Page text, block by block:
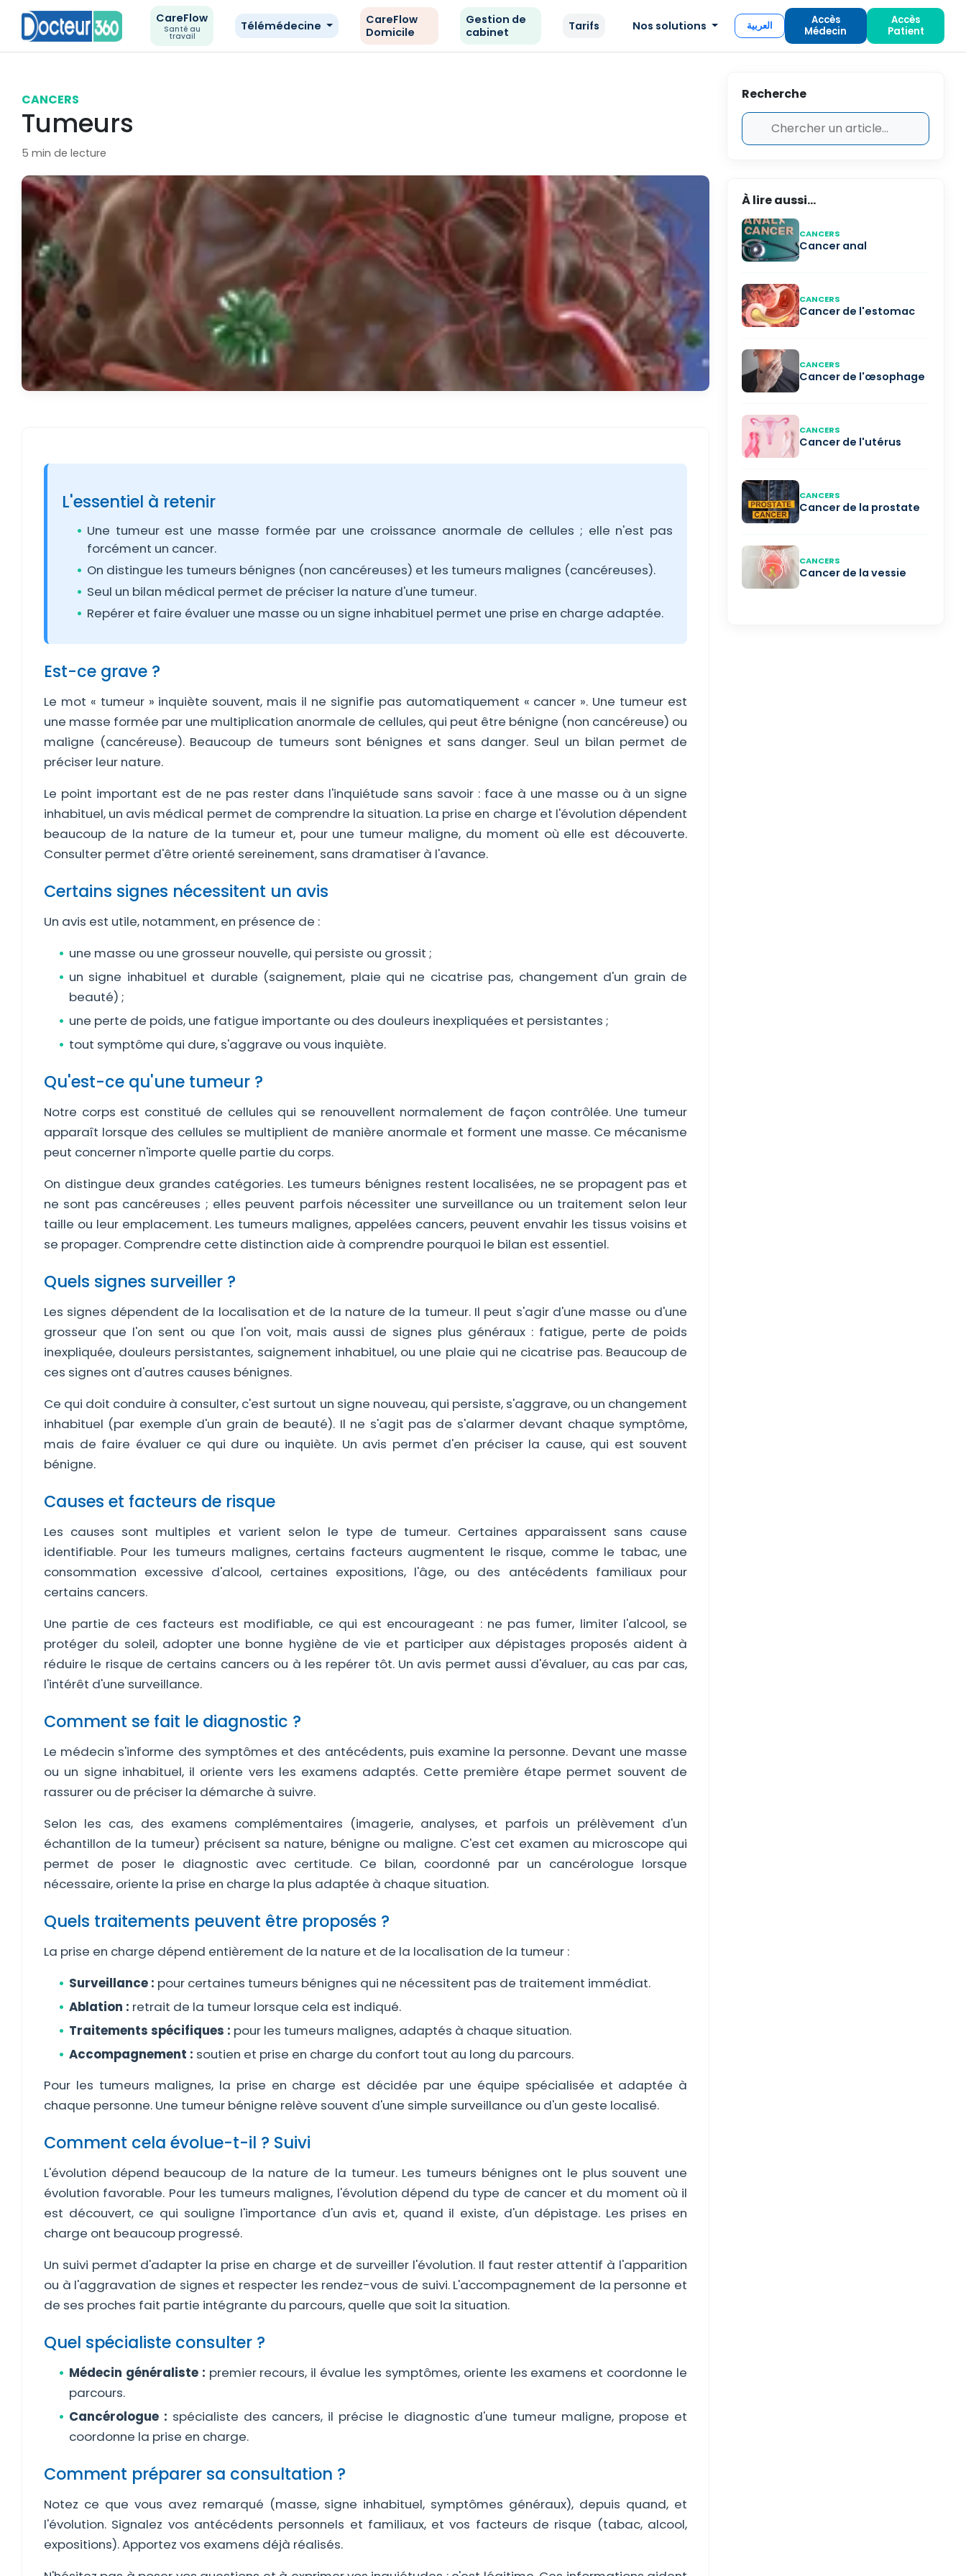
CareFlow
Santé au
travail
Télémédecine
CareFlow
Domicile
Gestion de
cabinet
Tarifs Nos solutions العربية
Accès
Médecin
Accès
Patient
CANCERS
Tumeurs
5 min de lecture
L'essentiel à retenir
Une tumeur est une masse formée par une croissance anormale de cellules ; elle n'est pas
forcément un cancer.
On distingue les tumeurs bénignes (non cancéreuses) et les tumeurs malignes (cancéreuses).
Seul un bilan médical permet de préciser la nature d'une tumeur.
Repérer et faire évaluer une masse ou un signe inhabituel permet une prise en charge adaptée.
Est-ce grave ?
Le mot « tumeur » inquiète souvent, mais il ne signifie pas automatiquement « cancer ». Une tumeur est
une masse formée par une multiplication anormale de cellules, qui peut être bénigne (non cancéreuse) ou
maligne (cancéreuse). Beaucoup de tumeurs sont bénignes et sans danger. Seul un bilan permet de
préciser leur nature.
Le point important est de ne pas rester dans l'inquiétude sans savoir : face à une masse ou à un signe
inhabituel, un avis médical permet de comprendre la situation. La prise en charge et l'évolution dépendent
beaucoup de la nature de la tumeur et, pour une tumeur maligne, du moment où elle est découverte.
Consulter permet d'être orienté sereinement, sans dramatiser à l'avance.
Certains signes nécessitent un avis
Un avis est utile, notamment, en présence de :
une masse ou une grosseur nouvelle, qui persiste ou grossit ;
un signe inhabituel et durable (saignement, plaie qui ne cicatrise pas, changement d'un grain de
beauté) ;
une perte de poids, une fatigue importante ou des douleurs inexpliquées et persistantes ;
tout symptôme qui dure, s'aggrave ou vous inquiète.
Qu'est-ce qu'une tumeur ?
Notre corps est constitué de cellules qui se renouvellent normalement de façon contrôlée. Une tumeur
apparaît lorsque des cellules se multiplient de manière anormale et forment une masse. Ce mécanisme
peut concerner n'importe quelle partie du corps.
On distingue deux grandes catégories. Les tumeurs bénignes restent localisées, ne se propagent pas et
ne sont pas cancéreuses ; elles peuvent parfois nécessiter une surveillance ou un traitement selon leur
taille ou leur emplacement. Les tumeurs malignes, appelées cancers, peuvent envahir les tissus voisins et
se propager. Comprendre cette distinction aide à comprendre pourquoi le bilan est essentiel.
Quels signes surveiller ?
Les signes dépendent de la localisation et de la nature de la tumeur. Il peut s'agir d'une masse ou d'une
grosseur que l'on sent ou que l'on voit, mais aussi de signes plus généraux : fatigue, perte de poids
inexpliquée, douleurs persistantes, saignement inhabituel, ou une plaie qui ne cicatrise pas. Beaucoup de
ces signes ont d'autres causes bénignes.
Ce qui doit conduire à consulter, c'est surtout un signe nouveau, qui persiste, s'aggrave, ou un changement
inhabituel (par exemple d'un grain de beauté). Il ne s'agit pas de s'alarmer devant chaque symptôme,
mais de faire évaluer ce qui dure ou inquiète. Un avis permet d'en préciser la cause, qui est souvent
bénigne.
Causes et facteurs de risque
Les causes sont multiples et varient selon le type de tumeur. Certaines apparaissent sans cause
identifiable. Pour les tumeurs malignes, certains facteurs augmentent le risque, comme le tabac, une
consommation excessive d'alcool, certaines expositions, l'âge, ou des antécédents familiaux pour
certains cancers.
Une partie de ces facteurs est modifiable, ce qui est encourageant : ne pas fumer, limiter l'alcool, se
protéger du soleil, adopter une bonne hygiène de vie et participer aux dépistages proposés aident à
réduire le risque de certains cancers ou à les repérer tôt. Un avis permet aussi d'évaluer, au cas par cas,
l'intérêt d'une surveillance.
Comment se fait le diagnostic ?
Le médecin s'informe des symptômes et des antécédents, puis examine la personne. Devant une masse
ou un signe inhabituel, il oriente vers les examens adaptés. Cette première étape permet souvent de
rassurer ou de préciser la démarche à suivre.
Selon les cas, des examens complémentaires (imagerie, analyses, et parfois un prélèvement d'un
échantillon de la tumeur) précisent sa nature, bénigne ou maligne. C'est cet examen au microscope qui
permet de poser le diagnostic avec certitude. Ce bilan, coordonné par un cancérologue lorsque
nécessaire, oriente la prise en charge la plus adaptée à chaque situation.
Quels traitements peuvent être proposés ?
La prise en charge dépend entièrement de la nature et de la localisation de la tumeur :
Surveillance : pour certaines tumeurs bénignes qui ne nécessitent pas de traitement immédiat.
Ablation : retrait de la tumeur lorsque cela est indiqué.
Traitements spécifiques : pour les tumeurs malignes, adaptés à chaque situation.
Accompagnement : soutien et prise en charge du confort tout au long du parcours.
Pour les tumeurs malignes, la prise en charge est décidée par une équipe spécialisée et adaptée à
chaque personne. Une tumeur bénigne relève souvent d'une simple surveillance ou d'un geste localisé.
Comment cela évolue-t-il ? Suivi
L'évolution dépend beaucoup de la nature de la tumeur. Les tumeurs bénignes ont le plus souvent une
évolution favorable. Pour les tumeurs malignes, l'évolution dépend du type de cancer et du moment où il
est découvert, ce qui souligne l'importance d'un avis et, quand il existe, d'un dépistage. Les prises en
charge ont beaucoup progressé.
Un suivi permet d'adapter la prise en charge et de surveiller l'évolution. Il faut rester attentif à l'apparition
ou à l'aggravation de signes et respecter les rendez-vous de suivi. L'accompagnement de la personne et
de ses proches fait partie intégrante du parcours, quelle que soit la situation.
Quel spécialiste consulter ?
Médecin généraliste : premier recours, il évalue les symptômes, oriente les examens et coordonne le
parcours.
Cancérologue : spécialiste des cancers, il précise le diagnostic d'une tumeur maligne, propose et
coordonne la prise en charge.
Comment préparer sa consultation ?
Notez ce que vous avez remarqué (masse, signe inhabituel, symptômes généraux), depuis quand, et
l'évolution. Signalez vos antécédents personnels et familiaux, et vos facteurs de risque (tabac, alcool,
expositions). Apportez vos examens déjà réalisés.
Recherche
À lire aussi...
CANCERS
Cancer anal
CANCERS
Cancer de l'estomac
CANCERS
Cancer de l'œsophage
CANCERS
Cancer de l'utérus
CANCERS
Cancer de la prostate
CANCERS
Cancer de la vessie